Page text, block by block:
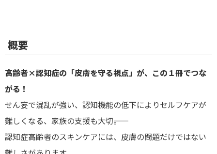
概要
高齢者×認知症の「皮膚を守る視点」が、この１冊でつな
がる！
せん妄で混乱が強い、認知機能の低下によりセルフケアが
難しくなる、家族の支援も大切――。
認知症高齢者のスキンケアには、皮膚の問題だけではない